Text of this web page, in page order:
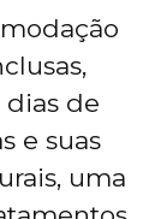
dias de
e suas
uma